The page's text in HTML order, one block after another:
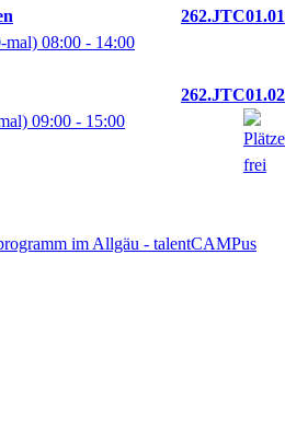
262.JTC01.01
mal) 08:00 - 14:00
262.JTC01.02
09:00 - 15:00
im Allgäu - talentCAMPus